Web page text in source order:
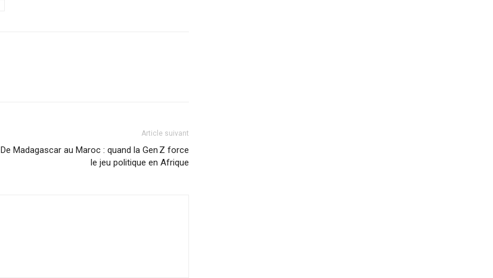
Article suivant
De Madagascar au Maroc : quand la Gen Z force
le jeu politique en Afrique